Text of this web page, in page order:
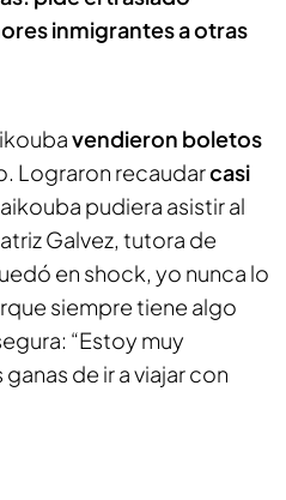
inmigrantes a otras
vendieron boletos
Lograron recaudarcasi
pudiera asistir al
Galvez, tutora de
en shock, yo nunca lo
siempre tiene algo
“Estoy muy
de ir a viajar con